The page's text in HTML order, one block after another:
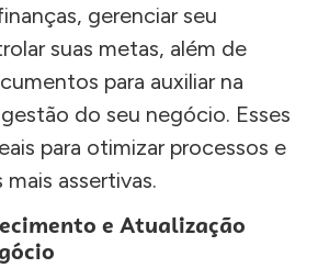
gerenciar seu
suas metas, além de
para auxiliar na
do seu negócio. Esses
para otimizar processos e
assertivas.
e Atualização